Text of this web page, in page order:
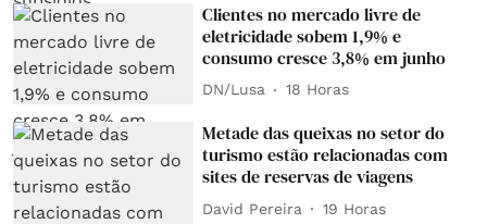
Clientes no mercado livre de
eletricidade sobem 1,9% e
consumo cresce 3,8% em junho
DN/Lusa 18 Horas
Metade das queixas no setor do
turismo estão relacionadas com
sites de reservas de viagens
David Pereira 19 Horas